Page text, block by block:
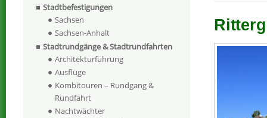
Stadtbefestigungen
Sachsen
Sachsen-Anhalt
Stadtrundgänge & Stadtrundfahrten
Architekturführung
Ausflüge
Kombitouren – Rundgang &
Rundfahrt
Nachtwächter